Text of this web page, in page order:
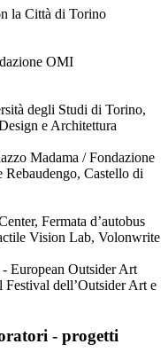
la Città di Torino
OMI
degli Studi di Torino,
e Architettura
Madama / Fondazione
Castello di
Fermata d’autobus
Vision Lab, Volonwrite
European Outsider Art
Festival dell’Outsider Art e
- progetti